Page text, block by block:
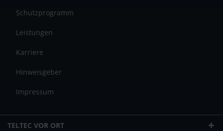
Schutzprogramm
Leistungen
Karriere
Hinweisgeber
Impressum
TELTEC VOR ORT